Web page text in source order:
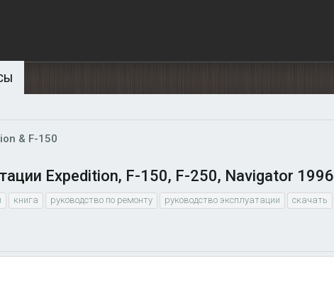
& F-150
Expedition, F-150, F-250, Navigator 1996
книга руководство по ремонту руководство эксплуатации скачать